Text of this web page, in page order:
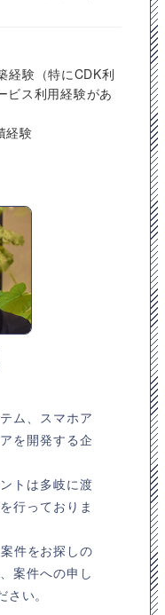
経験（特にCDK利
ビス利用経験があ
経験
ム、スマホア
を開発する企
トは多岐に渡
行っておりま
件をお探しの
案件への申し
い。